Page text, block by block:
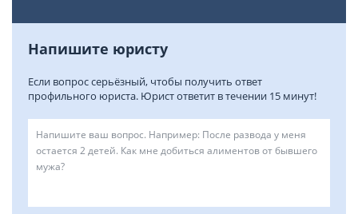
Напишите юристу
Если вопрос серьёзный, чтобы получить ответ
профильного юриста. Юрист ответит в течении 15 минут!